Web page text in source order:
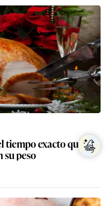
tiempo exacto que
su peso